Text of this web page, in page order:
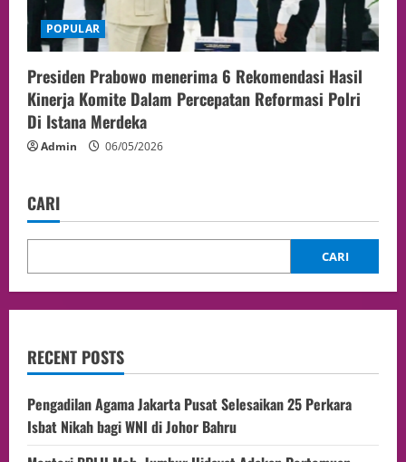
POPULAR
Presiden Prabowo menerima 6 Rekomendasi Hasil
Kinerja Komite Dalam Percepatan Reformasi Polri
Di Istana Merdeka
Admin 06/05/2026
CARI
CARI
RECENT POSTS
Pengadilan Agama Jakarta Pusat Selesaikan 25 Perkara
Isbat Nikah bagi WNI di Johor Bahru